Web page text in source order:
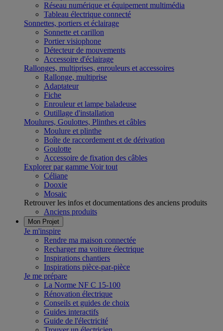
Réseau numérique et équipement multimédia
Tableau électrique connecté
Sonnettes, portiers et éclairage
Sonnette et carillon
Portier visiophone
Détecteur de mouvements
Accessoire d'éclairage
Rallonges, multiprises, enrouleurs et accessoires
Rallonge, multiprise
Adaptateur
Fiche
Enrouleur et lampe baladeuse
Outillage d'installation
Moulures, Goulottes, Plinthes et câbles
Moulure et plinthe
Boîte de raccordement et de dérivation
Goulotte
Accessoire de fixation des câbles
Explorer par gamme Voir tout
Céliane
Dooxie
Mosaic
Retrouver les infos et documentations des anciens produits
Anciens produits
Mon Projet
Je m'inspire
Rendre ma maison connectée
Recharger ma voiture électrique
Inspirations chantiers
Inspirations pièce-par-pièce
Je me prépare
La Norme NF C 15-100
Rénovation électrique
Conseils et guides de choix
Guides interactifs
Guide de l'électricité